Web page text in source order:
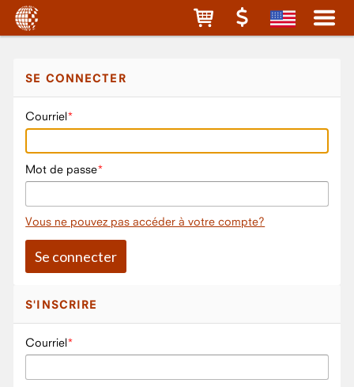
SE CONNECTER
Courriel
Mot de passe
Vous ne pouvez pas accéder à votre compte?
S'INSCRIRE
Courriel